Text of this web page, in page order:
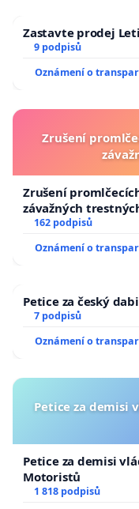
Zastavte prodej
9 podpisů
Oznámení o
Zrušení
Zrušení
závažných
162 podpisů
Oznámení o
Petice za český
7 podpisů
Oznámení o
Petice za demisi
Petice za demisi
Motoristů
1 818 podpisů